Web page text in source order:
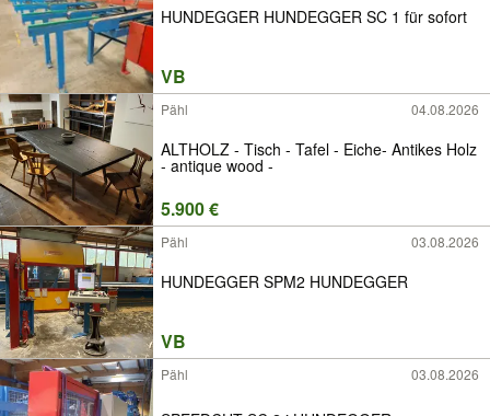
HUNDEGGER HUNDEGGER SC 1 für sofort
VB
Pähl 04.08.2026
ALTHOLZ - Tisch - Tafel - Eiche- Antikes Holz
- antique wood -
5.900 €
Pähl 03.08.2026
HUNDEGGER SPM2 HUNDEGGER
VB
Pähl 03.08.2026